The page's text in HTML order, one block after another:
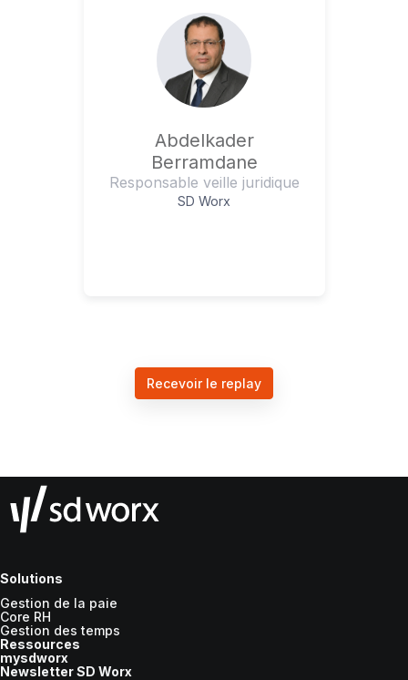
Abdelkader
Berramdane
Responsable veille juridique
SD Worx
Recevoir le replay
Solutions
Gestion de la paie
Core RH
Gestion des temps
Ressources
mysdworx
Newsletter SD Worx